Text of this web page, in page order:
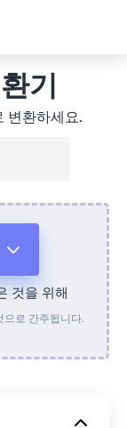
기
변환하세요.
것을 위해
로 간주됩니다.